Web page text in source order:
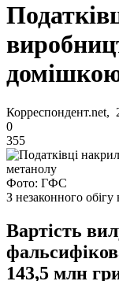
Корреспондент.net,
0
355
Фото: ГФС
З незаконного
Вартість
143,5 млн